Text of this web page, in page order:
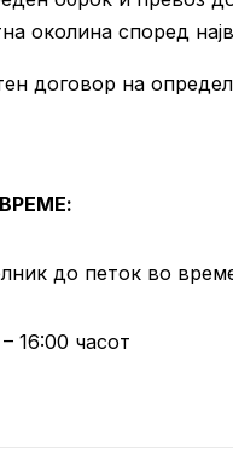
околина според
договор на
до петок во
16:00 часот